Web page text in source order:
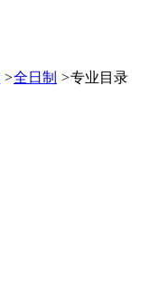
>全日制 >专业目录